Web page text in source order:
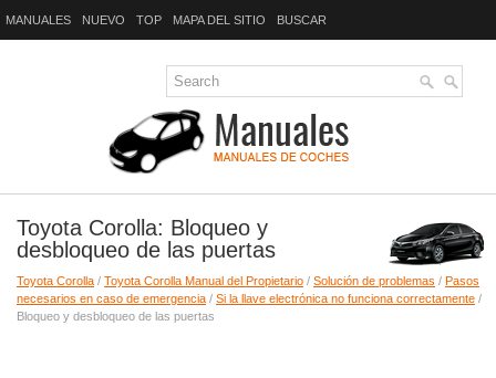
MANUALES NUEVO TOP MAPA DEL SITIO BUSCAR
Toyota Corolla: Bloqueo y
desbloqueo de las puertas
Toyota Corolla / Toyota Corolla Manual del Propietario / Solución de problemas / Pasos
necesarios en caso de emergencia / Si la llave electrónica no funciona correctamente /
Bloqueo y desbloqueo de las puertas